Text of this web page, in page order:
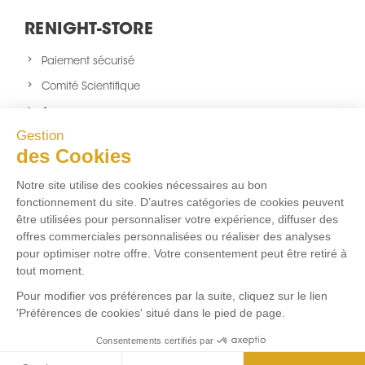
Gestion
des Cookies
Notre site utilise des cookies nécessaires au bon
fonctionnement du site. D’autres catégories de cookies peuvent
être utilisées pour personnaliser votre expérience, diffuser des
offres commerciales personnalisées ou réaliser des analyses
pour optimiser notre offre. Votre consentement peut être retiré à
tout moment.
Pour modifier vos préférences par la suite, cliquez sur le lien
'Préférences de cookies' situé dans le pied de page.
Consentements certifiés par
RENIGHT-STORE
Paiement sécurisé
Comité Scientifique
A propos
Nouveaux produits
sitemap
NOUS SUIVRE
FacebookTwitter Instagram
FLUX RSS
Aucun flux RSS ajouté
Marchand approuvé par la Société des Avis Garantis,
pour vérifier